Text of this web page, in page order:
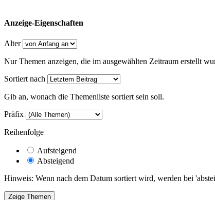
Anzeige-Eigenschaften
Alter
Nur Themen anzeigen, die im ausgewählten Zeitraum erstellt
Sortiert nach
Gib an, wonach die Themenliste sortiert sein soll.
Präfix
Reihenfolge
Aufsteigend
Absteigend
Hinweis: Wenn nach dem Datum sortiert wird, werden bei